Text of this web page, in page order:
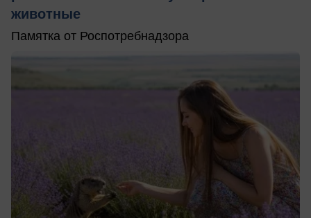
животные
Памятка от Роспотребнадзора